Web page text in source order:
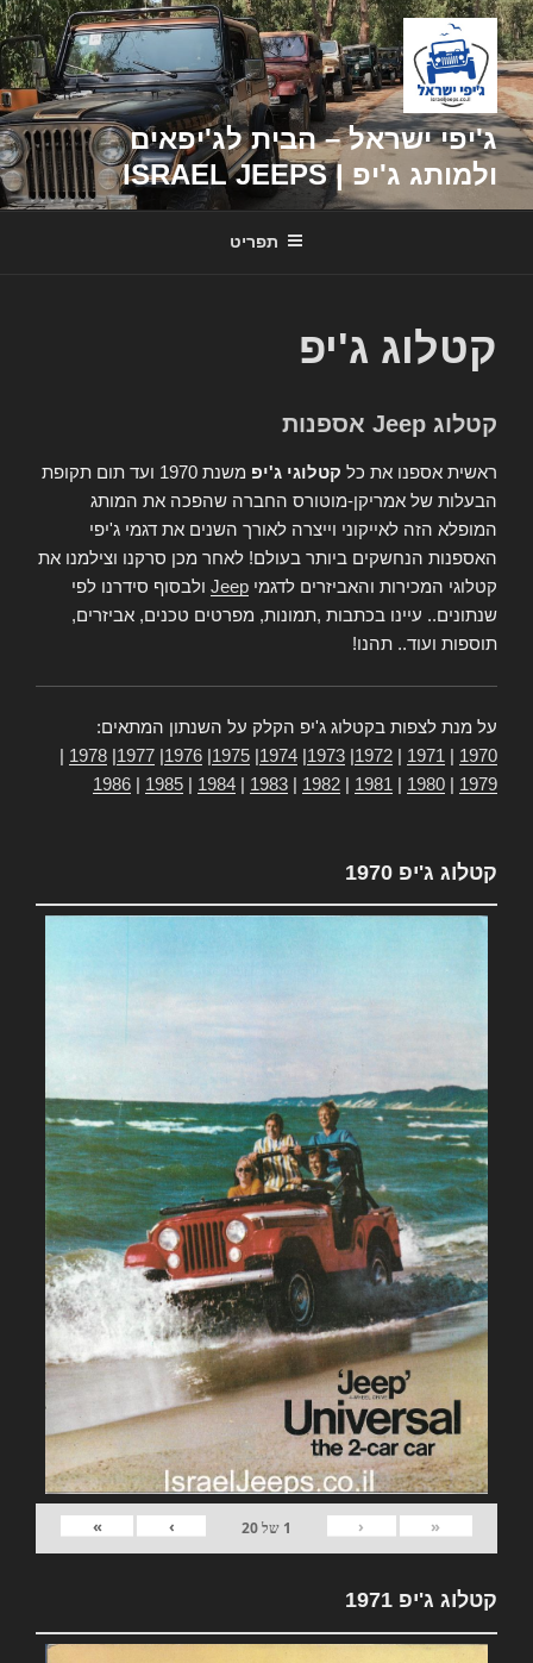
דילוג
לתוכן
ג'יפי ישראל – הבית לג'יפאים
ולמותג ג'יפ | ISRAEL JEEPS
תפריט
קטלוג ג'יפ
קטלוג Jeep אספנות
ראשית אספנו את כל קטלוגי ג'יפ
משנת 1970 ועד תום תקופת
הבעלות של אמריקן-מוטורס החברה שהפכה את המותג
המופלא הזה לאייקוני וייצרה לאורך השנים את דגמי ג'יפי
האספנות הנחשקים ביותר בעולם! לאחר מכן סרקנו וצילמנו את
קטלוגי המכירות והאביזרים לדגמי Jeep ולבסוף סידרנו לפי
שנתונים.. עיינו בכתבות ,תמונות, מפרטים טכנים, אביזרים,
תוספות ועוד.. תהנו!
על מנת לצפות בקטלוג ג'יפ הקלק על השנתון המתאים:
1970
1971
1972
1973
1974
1975
1976
1977
1978
1979
1980
1981
1982
1983
1984
1985
1986
קטלוג ג'יפ 1970
«
‹
1 של20
›
»
קטלוג ג'יפ 1971